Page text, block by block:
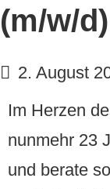
(m/w/d)
2. August
Im Herzen
nunmehr 23
und berate